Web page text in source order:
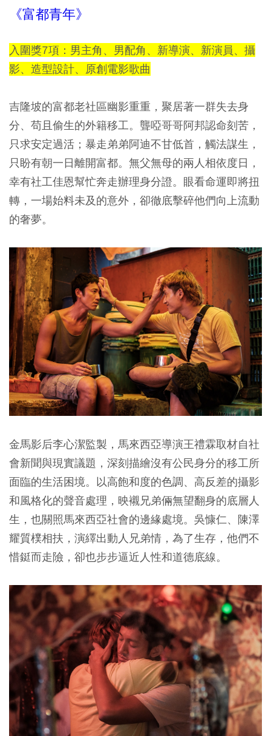
《富都青年》
入圍獎7項：男主角、男配角、新導演、新演員、攝
影、造型設計、原創電影歌曲
吉隆坡的富都老社區幽影重重，聚居著一群失去身
分、苟且偷生的外籍移工。聾啞哥哥阿邦認命刻苦，
只求安定過活；暴走弟弟阿迪不甘低首，觸法謀生，
只盼有朝一日離開富都。無父無母的兩人相依度日，
幸有社工佳恩幫忙奔走辦理身分證。眼看命運即將扭
轉，一場始料未及的意外，卻徹底擊碎他們向上流動
的奢夢。
金馬影后李心潔監製，馬來西亞導演王禮霖取材自社
會新聞與現實議題，深刻描繪沒有公民身分的移工所
面臨的生活困境。以高飽和度的色調、高反差的攝影
和風格化的聲音處理，映襯兄弟倆無望翻身的底層人
生，也關照馬來西亞社會的邊緣處境。吳慷仁、陳澤
耀質樸相扶，演繹出動人兄弟情，為了生存，他們不
惜鋌而走險，卻也步步逼近人性和道德底線。